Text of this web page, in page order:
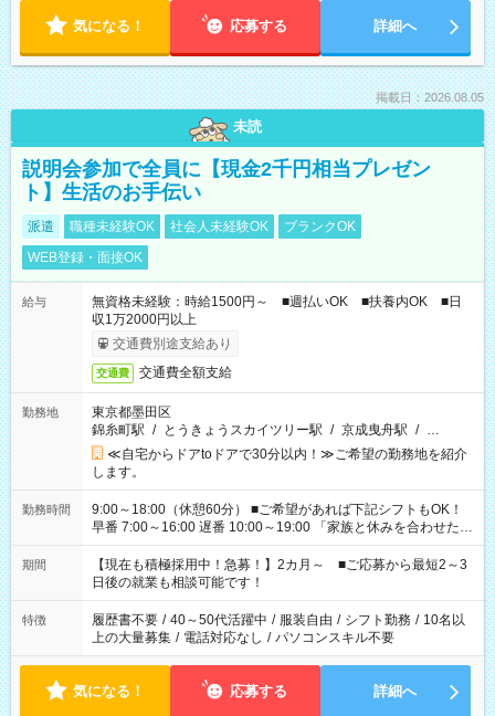
気になる！ 応募する 詳細へ
掲載日：2026.08.05
未読
説明会参加で全員に【現金2千円相当プレゼン
ト】生活のお手伝い
派遣 職種未経験OK 社会人未経験OK
ブランクOK
WEB登録・面接OK
給与
無資格未経験：時給1500円～ ■週払いOK ■扶養内OK ■日
収1万2000円以上
交通費別途支給あり
交通費 交通費全額支給
勤務地
東京都墨田区
錦糸町駅 / とうきょうスカイツリー駅 / 京成曳舟駅 / …
≪自宅からドアtoドアで30分以内！≫ご希望の勤務地を紹介
します。
勤務時間
9:00～18:00（休憩60分） ■ご希望があれば下記シフトもOK！
早番 7:00～16:00 遅番 10:00～19:00 「家族と休みを合わせた
い」 「余裕を持って夕飯の準備がしたい」 「できれば残業はし
たくない」 など、ご希望を教えてくださいね。 ※Wワーク希望
の方へ 今ご覧のお仕事で希望する勤務時間と、もう1つのお仕事
の勤務時間。 合計で週40時間を超える場合は応募できません。
期間
【現在も積極採用中！急募！】2カ月～ ■ご応募から最短2～3
日後の就業も相談可能です！
特徴 履歴書不要 / 40～50代活躍中 / 服装自由 / シフト勤務 / 10名以
上の大量募集 / 電話対応なし / パソコンスキル不要
気になる！ 応募する 詳細へ